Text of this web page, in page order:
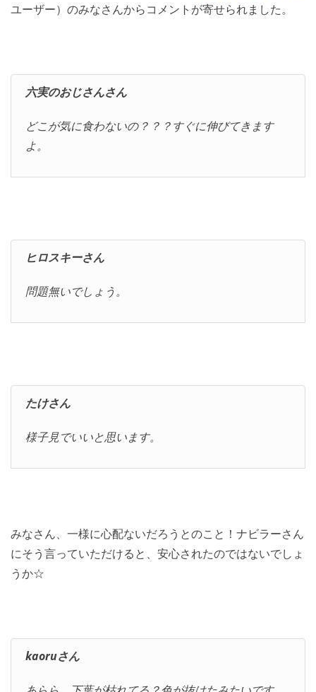
ユーザー）のみなさんからコメントが寄せられました。
六実のおじさんさん
どこが気に食わないの？？？すぐに伸びてきます
よ。
ヒロスキーさん
問題無いでしょう。
たけさん
様子見でいいと思います。
みなさん、一様に心配ないだろうとのこと！ナビラーさん
にそう言っていただけると、安心されたのではないでしょ
うか☆
kaoruさん